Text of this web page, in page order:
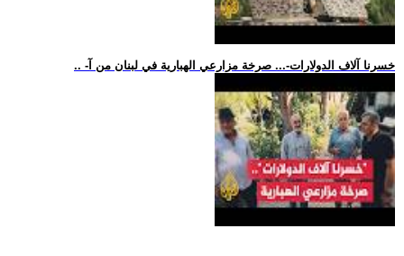
.. -خسرنا آلاف الدولارات-... صرخة مزارعي الهبارية في لبنان من آ